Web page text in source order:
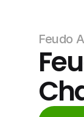
Feudo